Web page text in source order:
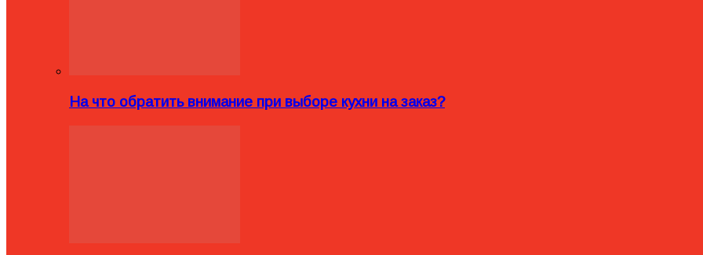
На что обратить внимание при выборе кухни на заказ?